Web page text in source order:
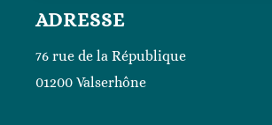
ADRESSE
76 rue de la République
01200 Valserhône